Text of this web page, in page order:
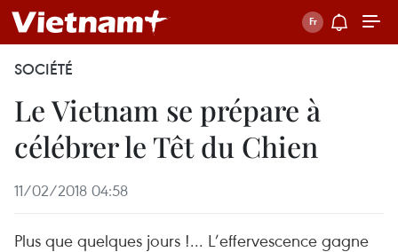
SOCIÉTÉ
Le Vietnam se prépare à
célébrer le Têt du Chien
11/02/2018 04:58
Plus que quelques jours !... L’effervescence gagne